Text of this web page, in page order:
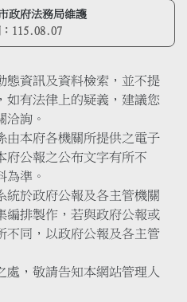
政府法務局維護
115.08.07
態資訊及資料檢索，並不提
如有法律上的疑義，建議您
洽詢。
由本府各機關所提供之電子
府公報之公布文字有所不
為準。
統於政府公報及各主管機關
編排製作，若與政府公報或
不同，以政府公報及各主管
處，敬請告知本網站管理人